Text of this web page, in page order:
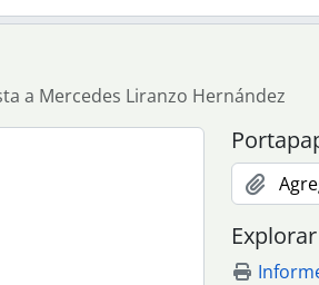
a Mercedes Liranzo Hernández
Explorar